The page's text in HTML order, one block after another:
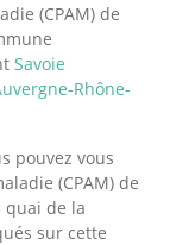
(CPAM) de
Savoie
Rhône-
pouvez vous
(CPAM) de
quai de la
sur cette